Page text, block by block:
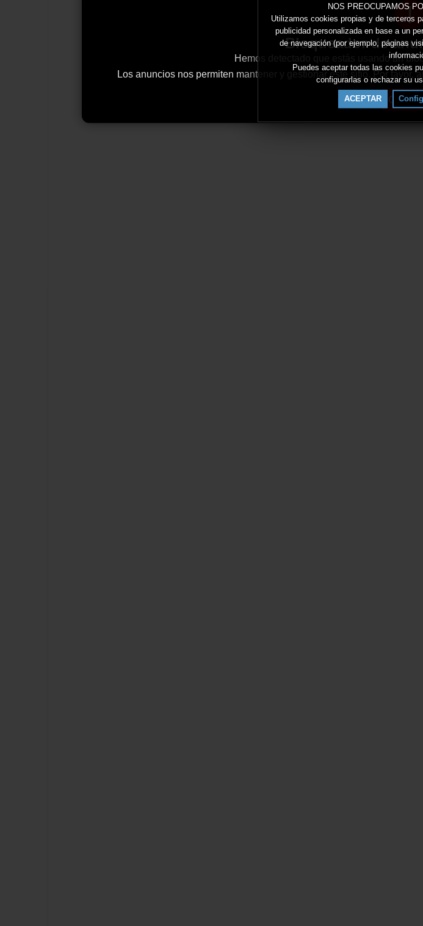
!
Bloqueador de
Hemos detectado que estás usando un
Los anuncios nos permiten mantener y gestionar este sitio. Por favor,
NOS PREOCUPAMOS
Utilizamos cookies propias y de terceros
publicidad personalizada en base a un
de navegación (por ejemplo, páginas
Puedes aceptar todas las cookies
configurarlas o rechazar su
ACEPTAR